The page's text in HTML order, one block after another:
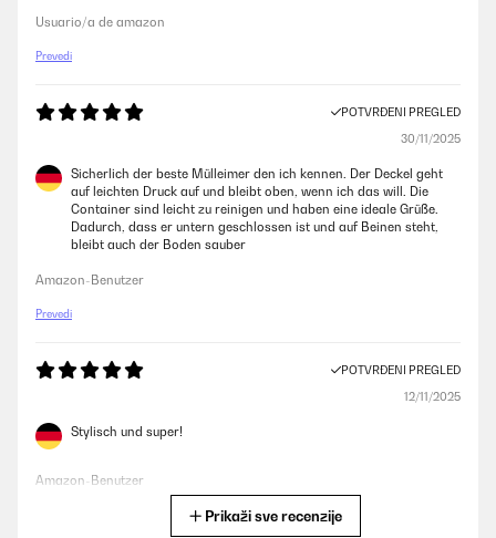
Usuario/a de amazon
Prevedi
POTVRĐENI PREGLED
30/11/2025
Sicherlich der beste Mülleimer den ich kennen. Der Deckel geht
auf leichten Druck auf und bleibt oben, wenn ich das will. Die
Container sind leicht zu reinigen und haben eine ideale Grüße.
Dadurch, dass er untern geschlossen ist und auf Beinen steht,
bleibt auch der Boden sauber
Amazon-Benutzer
Prevedi
POTVRĐENI PREGLED
12/11/2025
Stylisch und super!
Amazon-Benutzer
Prikaži sve recenzije